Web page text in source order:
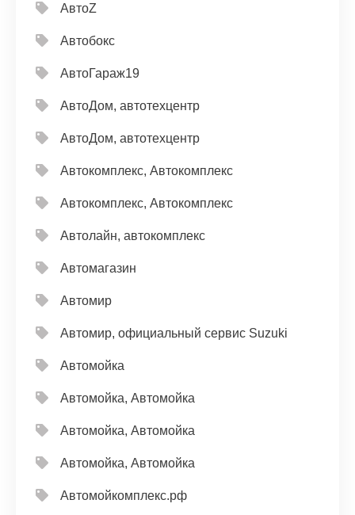
АвтоZ
Автобокс
АвтоГараж19
АвтоДом, автотехцентр
АвтоДом, автотехцентр
Автокомплекс, Автокомплекс
Автокомплекс, Автокомплекс
Автолайн, автокомплекс
Автомагазин
Автомир
Автомир, официальный сервис Suzuki
Автомойка
Автомойка, Автомойка
Автомойка, Автомойка
Автомойка, Автомойка
Автомойкомплекс.рф